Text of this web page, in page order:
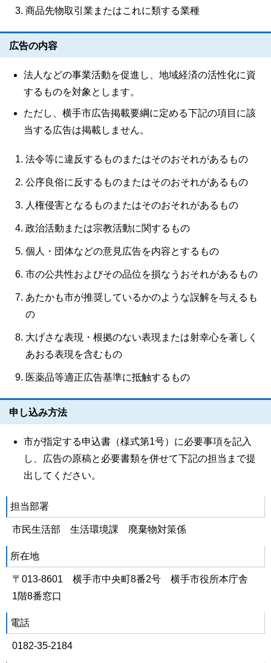
商品先物取引業またはこれに類する業種
広告の内容
法人などの事業活動を促進し、地域経済の活性化に資
するものを対象とします。
ただし、横手市広告掲載要綱に定める下記の項目に該
当する広告は掲載しません。
法令等に違反するものまたはそのおそれがあるもの
公序良俗に反するものまたはそのおそれがあるもの
人権侵害となるものまたはそのおそれがあるもの
政治活動または宗教活動に関するもの
個人・団体などの意見広告を内容とするもの
市の公共性およびその品位を損なうおそれがあるもの
あたかも市が推奨しているかのような誤解を与えるも
の
大げさな表現・根拠のない表現または射幸心を著しく
あおる表現を含むもの
医薬品等適正広告基準に抵触するもの
申し込み方法
市が指定する申込書（様式第1号）に必要事項を記入
し、広告の原稿と必要書類を併せて下記の担当まで提
出してください。
担当部署
市民生活部 生活環境課 廃棄物対策係
所在地
〒013-8601 横手市中央町8番2号 横手市役所本庁舎
1階8番窓口
電話
0182-35-2184